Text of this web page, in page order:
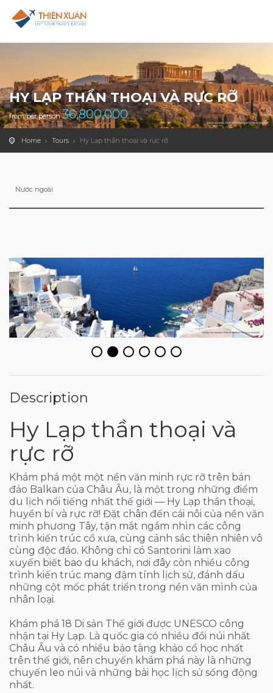
HY LẠP THẦN THOẠI VÀ RỰC RỠ
from/per person36,800,000
Home Tours Hy Lạp thần thoại và rực rỡ
Nước ngoài
Description
Hy Lạp thần thoại và
rực rỡ
Khám phá một một nền văn minh rực rỡ trên bán
đảo Balkan của Châu Âu, là một trong những điểm
du lịch nổi tiếng nhất thế giới — Hy Lạp thần thoại,
huyền bí và rực rỡ! Đặt chân đến cái nôi của nền văn
minh phương Tây, tận mắt ngắm nhìn các công
trình kiến trúc cổ xưa, cùng cảnh sắc thiên nhiên vô
cùng độc đáo. Không chỉ có Santorini làm xao
xuyến biết bao du khách, nơi đây còn nhiều công
trình kiến trúc mang đậm tính lịch sử, đánh dấu
những cột mốc phát triển trong nền văn mình của
nhân loại.
Khám phá 18 Di sản Thế giới được UNESCO công
nhận tại Hy Lạp. Là quốc gia có nhiều đồi núi nhất
Châu Âu và có nhiều bảo tàng khảo cổ học nhất
trên thế giới, nên chuyến khám phá này là những
chuyến leo núi và những bài học lịch sử sống động
nhất.